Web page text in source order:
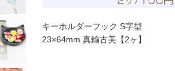
キーホルダーフック S字型
23×64mm 真鍮古美【2ヶ】